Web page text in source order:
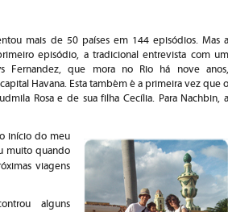
mais de 50 países em 144 episódios. Mas a
episódio, a tradicional entrevista com um
Fernandez, que mora no Rio há nove anos,
Havana. Esta também é a primeira vez que o
Rosa e de sua filha Cecília. Para Nachbin, a
início do meu
muito quando
viagens
alguns